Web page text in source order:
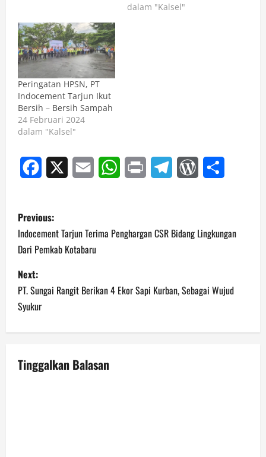
dalam "Kalsel"
Peringatan HPSN, PT
Indocement Tarjun Ikut
Bersih – Bersih Sampah
24 Februari 2024
dalam "Kalsel"
Facebook Email WhatsApp
Print TelegramWordPress
P
o
s
t
n
a
v
Previous:
Indocement Tarjun Terima Penghargan CSR Bidang Lingkungan
Dari Pemkab Kotabaru
Next:
PT. Sungai Rangit Berikan 4 Ekor Sapi Kurban, Sebagai Wujud
Syukur
Tinggalkan Balasan